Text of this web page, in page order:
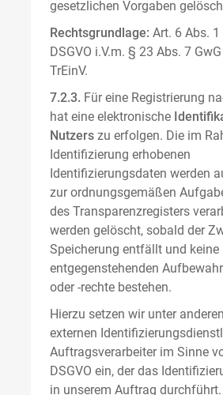
gesetzlichen Vorgaben
Rechtsgrundlage: Art. 6 Abs.
DSGVO i.V.m. § 23 Abs. 7
TrEinV.
7.2.3. Für eine Registrierung
hat eine elektronische
Nutzers zu erfolgen. Die im
Identifizierung erhobenen
Identifizierungsdaten werden
zur ordnungsgemäßen
des Transparenzregisters
werden gelöscht, sobald der
Speicherung entfällt und keine
entgegenstehenden
oder -rechte bestehen.
Hierzu setzen wir unter
externen
Auftragsverarbeiter im Sinne
DSGVO ein, der das
in unserem Auftrag